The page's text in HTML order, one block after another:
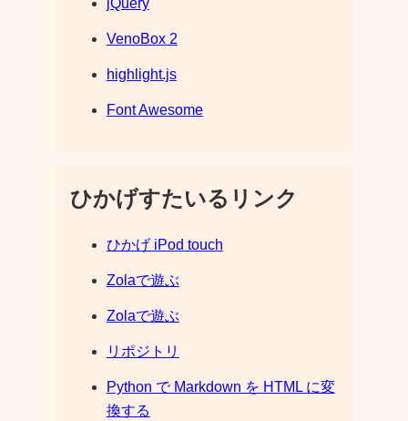
jQuery
VenoBox 2
highlight.js
Font Awesome
ひかげすたいるリンク
ひかげ iPod touch
Zolaで遊ぶ
Zolaで遊ぶ
リポジトリ
Python で Markdown を HTML に変
換する